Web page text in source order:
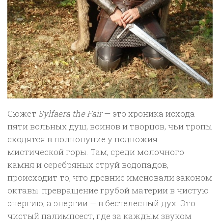
Сюжет Sylfaera the Fair— это хроника исхода
пяти вольных душ, воинов и творцов, чьи тропы
сходятся в полнолуние у подножия
мистической горы. Там, среди молочного
камня и серебряных струй водопадов,
происходит то, что древние именовали законом
октавы: превращение грубой материи в чистую
энергию, а энергии — в бестелесный дух. Это
чистый палимпсест, где за каждым звуком